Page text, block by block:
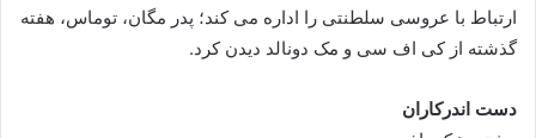
ارتباط با عروسی سلطنتی را اداره می کند؛ پدر مگان، توماس، هفته
گذشته از کی اف سی و مک دونالد دیدن کرد.
دست اندرکاران